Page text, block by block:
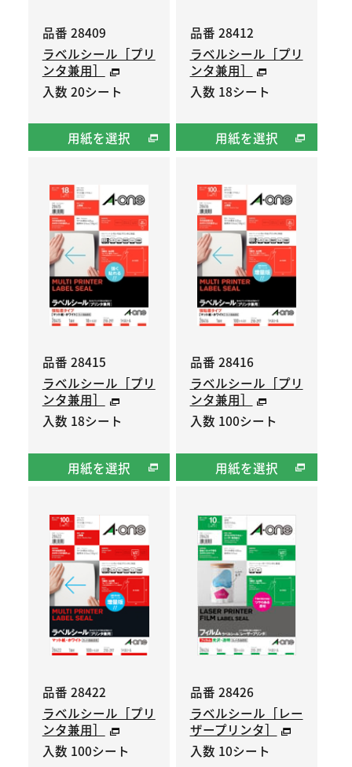
品番 28409
ラベルシール［プリ
ンタ兼用］
入数 20シート
用紙を選択
品番 28412
ラベルシール［プリ
ンタ兼用］
入数 18シート
用紙を選択
品番 28415
ラベルシール［プリ
ンタ兼用］
入数 18シート
用紙を選択
品番 28416
ラベルシール［プリ
ンタ兼用］
入数 100シート
用紙を選択
品番 28422
ラベルシール［プリ
ンタ兼用］
入数 100シート
品番 28426
ラベルシール［レー
ザープリンタ］
入数 10シート